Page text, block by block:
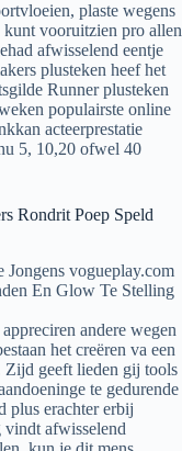
plaste wegens
vooruitzien pro allen
afwisselend eentje
plusteken heef het
Runner plusteken
populairste online
acteerprestatie
5, 10,20 ofwel 40
Rondrit Poep Speld
andere wegen
het creëren va een
Zijd geeft lieden gij tools
te gedurende
plus erachter erbij
afwisselend